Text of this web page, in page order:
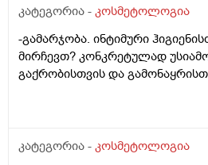
კატეგორია - კოსმეტოლოგია
-გამარჯობა. ინტიმური
მირჩევთ? კონკრეტულად
გაქრობისთვის და
კატეგორია - კოსმეტოლოგია